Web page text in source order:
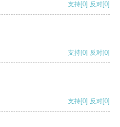
支持[0] 反对[0]
支持[0] 反对[0]
支持[0] 反对[0]